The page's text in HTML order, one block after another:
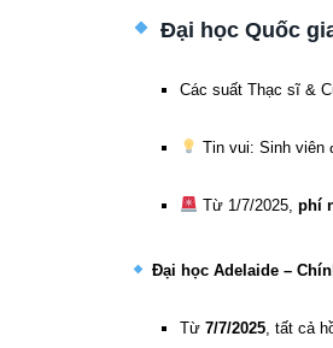
Đại học Quốc
Các suất Thạc sĩ &
Tin vui: Sinh viên
Từ 1/7/2025, phí
Đại học Adelaide –
Từ 7/7/2025, tất cả